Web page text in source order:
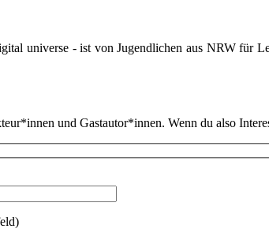
universe - ist von Jugendlichen aus NRW für
und Gastautor*innen. Wenn du also